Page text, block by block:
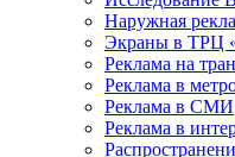
Наружная
Экраны в ТРЦ
Реклама на
Реклама в
Реклама в СМИ
Реклама в